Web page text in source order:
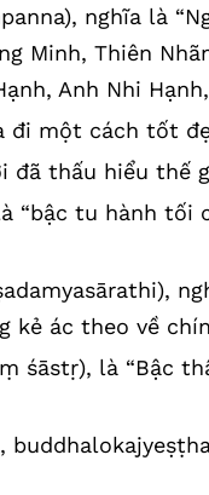
nghĩa là
Minh, Thiên
Anh Nhi
đi một cách tốt
đã thấu hiểu thế
“bậc tu hành tối
kẻ ác theo về
śāstṛ), là “Bậc